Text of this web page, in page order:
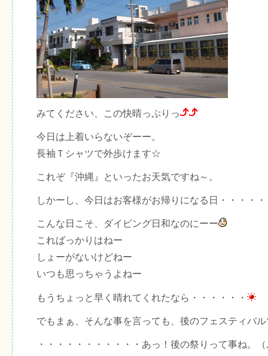
みてください、この快晴っぷりっ
今日は上着いらないぞーー。
長袖Ｔシャツで外歩けます☆
これぞ『沖縄』といったお天気ですね～。
しかーし、今日はお客様がお帰りになる日・・・・
こんな日こそ、ダイビング日和なのにーー
こればっかりはねー
しょーがないけどねー
いつも思っちゃうよねー
もうちょっと早く晴れてくれたなら・・・・・・
でもまぁ、そんな事を言っても、後のフェスティバ
・・・・・・・・・・・あっ！後の祭りって事ね。